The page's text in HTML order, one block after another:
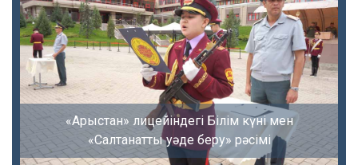
«Арыстан» лицейіндегі Білім күні мен
«Салтанатты уәде беру» рәсімі